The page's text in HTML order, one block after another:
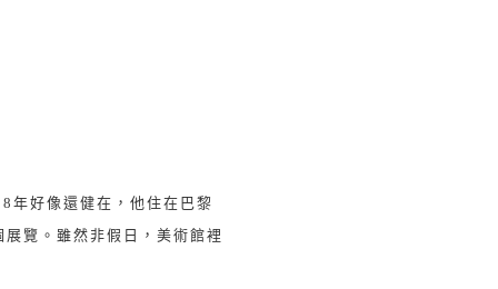
年好像還健在，他住在巴黎
覽。雖然非假日，美術館裡